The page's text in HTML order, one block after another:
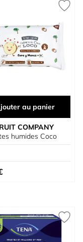
au panier
COMPANY
humides Coco